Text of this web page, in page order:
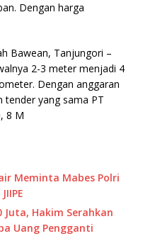
Dengan harga
Bawean, Tanjungori –
2-3 meter menjadi 4
Dengan anggaran
tender yang sama PT
8 M
Meminta Mabes Polri
Juta, Hakim Serahkan
Uang Pengganti